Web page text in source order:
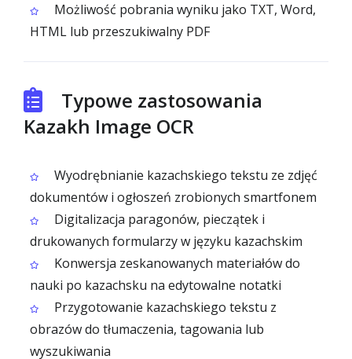
Możliwość pobrania wyniku jako TXT, Word,
HTML lub przeszukiwalny PDF
Typowe zastosowania
Kazakh Image OCR
Wyodrębnianie kazachskiego tekstu ze zdjęć
dokumentów i ogłoszeń zrobionych smartfonem
Digitalizacja paragonów, pieczątek i
drukowanych formularzy w języku kazachskim
Konwersja zeskanowanych materiałów do
nauki po kazachsku na edytowalne notatki
Przygotowanie kazachskiego tekstu z
obrazów do tłumaczenia, tagowania lub
wyszukiwania